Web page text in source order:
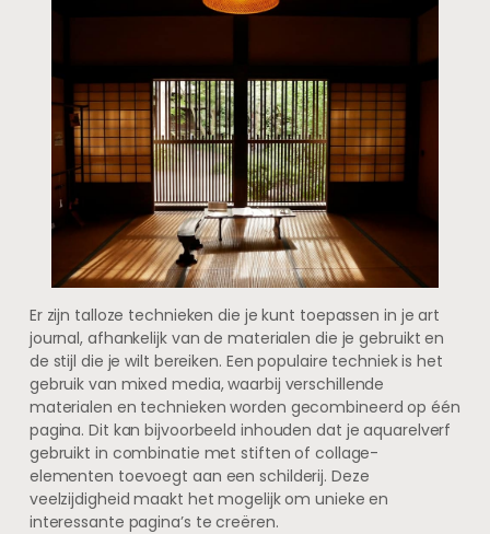
Er zijn talloze technieken die je kunt toepassen in je art
journal, afhankelijk van de materialen die je gebruikt en
de stijl die je wilt bereiken. Een populaire techniek is het
gebruik van mixed media, waarbij verschillende
materialen en technieken worden gecombineerd op één
pagina. Dit kan bijvoorbeeld inhouden dat je aquarelverf
gebruikt in combinatie met stiften of collage-
elementen toevoegt aan een schilderij. Deze
veelzijdigheid maakt het mogelijk om unieke en
interessante pagina’s te creëren.